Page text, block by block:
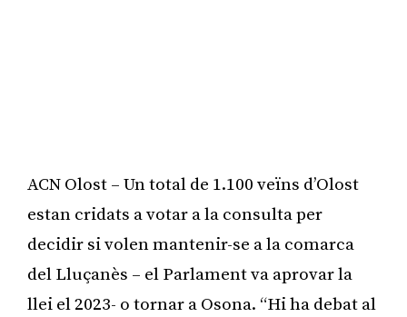
ACN Olost – Un total de 1.100 veïns d’Olost
estan cridats a votar a la consulta per
decidir si volen mantenir-se a la comarca
del Lluçanès – el Parlament va aprovar la
llei el 2023- o tornar a Osona. “Hi ha debat al